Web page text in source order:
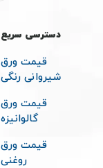
دسترسی سریع
قیمت ورق
شیروانی رنگی
قیمت ورق
گالوانیزه
قیمت ورق
روغنی